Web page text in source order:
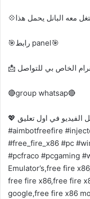
🎯رابط panel🎯
🔴group whatsap🔴
#aimbotfreefire
#free_fire_x86 #pc
#pcfraco #pcgaming
Emulator’s,free fire
free fire x86,free fire
google,free fire x86